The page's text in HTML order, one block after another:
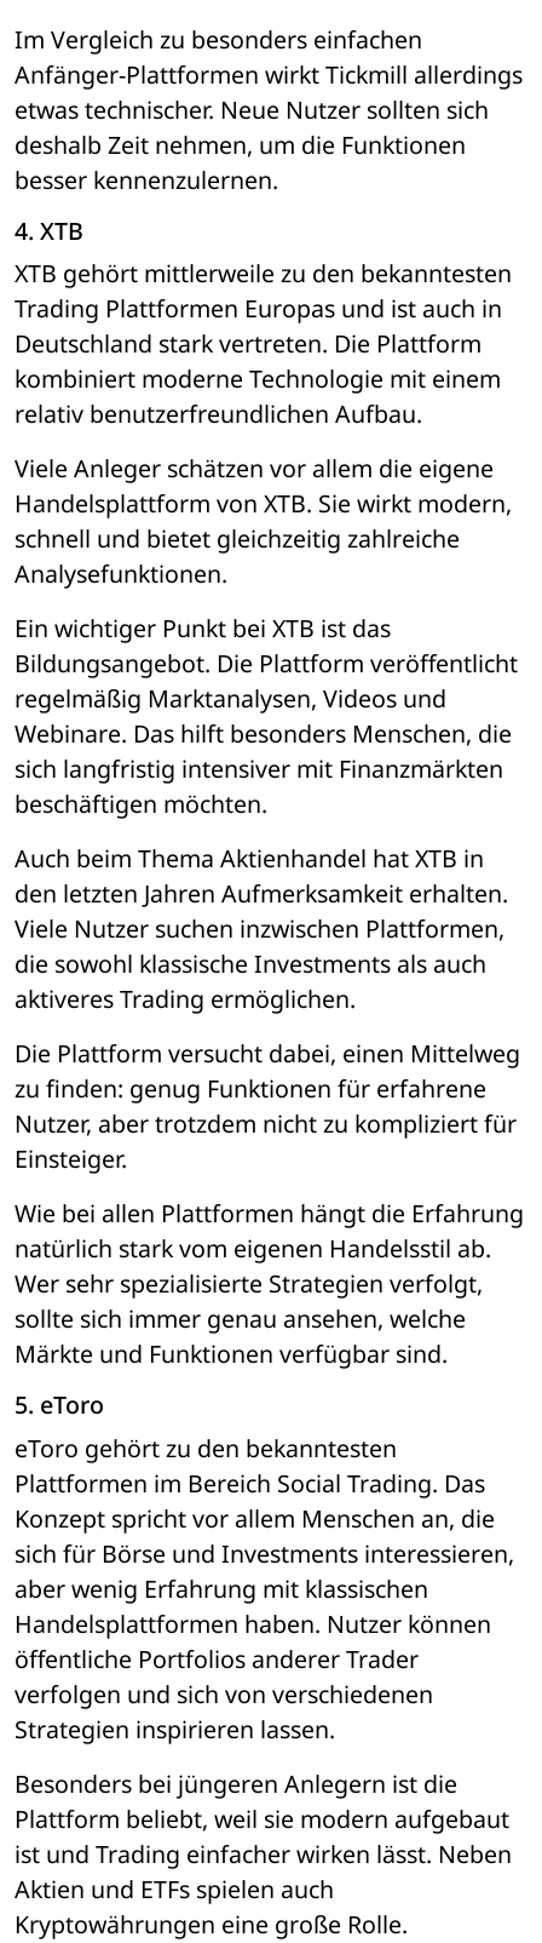
Im Vergleich zu besonders einfachen
Anfänger-Plattformen wirkt Tickmill allerdings
etwas technischer. Neue Nutzer sollten sich
deshalb Zeit nehmen, um die Funktionen
besser kennenzulernen.
4. XTB
XTB gehört mittlerweile zu den bekanntesten
Trading Plattformen Europas und ist auch in
Deutschland stark vertreten. Die Plattform
kombiniert moderne Technologie mit einem
relativ benutzerfreundlichen Aufbau.
Viele Anleger schätzen vor allem die eigene
Handelsplattform von XTB. Sie wirkt modern,
schnell und bietet gleichzeitig zahlreiche
Analysefunktionen.
Ein wichtiger Punkt bei XTB ist das
Bildungsangebot. Die Plattform veröffentlicht
regelmäßig Marktanalysen, Videos und
Webinare. Das hilft besonders Menschen, die
sich langfristig intensiver mit Finanzmärkten
beschäftigen möchten.
Auch beim Thema Aktienhandel hat XTB in
den letzten Jahren Aufmerksamkeit erhalten.
Viele Nutzer suchen inzwischen Plattformen,
die sowohl klassische Investments als auch
aktiveres Trading ermöglichen.
Die Plattform versucht dabei, einen Mittelweg
zu finden: genug Funktionen für erfahrene
Nutzer, aber trotzdem nicht zu kompliziert für
Einsteiger.
Wie bei allen Plattformen hängt die Erfahrung
natürlich stark vom eigenen Handelsstil ab.
Wer sehr spezialisierte Strategien verfolgt,
sollte sich immer genau ansehen, welche
Märkte und Funktionen verfügbar sind.
5. eToro
eToro gehört zu den bekanntesten
Plattformen im Bereich Social Trading. Das
Konzept spricht vor allem Menschen an, die
sich für Börse und Investments interessieren,
aber wenig Erfahrung mit klassischen
Handelsplattformen haben. Nutzer können
öffentliche Portfolios anderer Trader
verfolgen und sich von verschiedenen
Strategien inspirieren lassen.
Besonders bei jüngeren Anlegern ist die
Plattform beliebt, weil sie modern aufgebaut
ist und Trading einfacher wirken lässt. Neben
Aktien und ETFs spielen auch
Kryptowährungen eine große Rolle.